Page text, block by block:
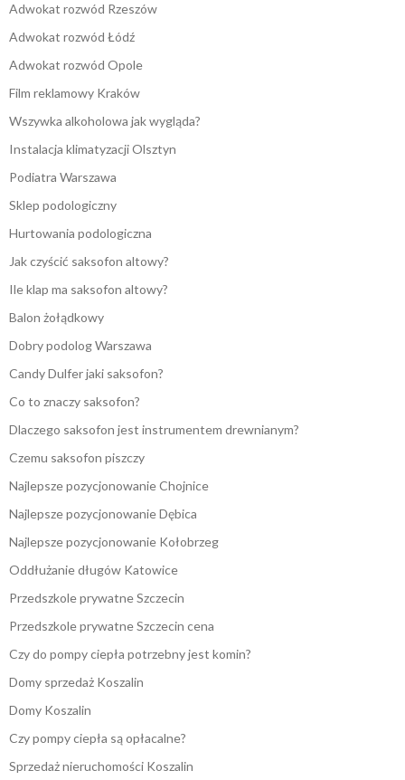
Adwokat rozwód Rzeszów
Adwokat rozwód Łódź
Adwokat rozwód Opole
Film reklamowy Kraków
Wszywka alkoholowa jak wygląda?
Instalacja klimatyzacji Olsztyn
Podiatra Warszawa
Sklep podologiczny
Hurtowania podologiczna
Jak czyścić saksofon altowy?
Ile klap ma saksofon altowy?
Balon żołądkowy
Dobry podolog Warszawa
Candy Dulfer jaki saksofon?
Co to znaczy saksofon?
Dlaczego saksofon jest instrumentem drewnianym?
Czemu saksofon piszczy
Najlepsze pozycjonowanie Chojnice
Najlepsze pozycjonowanie Dębica
Najlepsze pozycjonowanie Kołobrzeg
Oddłużanie długów Katowice
Przedszkole prywatne Szczecin
Przedszkole prywatne Szczecin cena
Czy do pompy ciepła potrzebny jest komin?
Domy sprzedaż Koszalin
Domy Koszalin
Czy pompy ciepła są opłacalne?
Sprzedaż nieruchomości Koszalin